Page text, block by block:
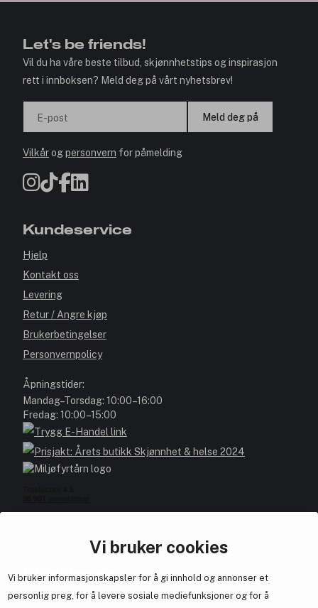
Vi bruker cookies
Vi bruker informasjonskapsler for å gi innhold og annonser et
personlig preg, for å levere sosiale mediefunksjoner og for å
Let's be friends!
Vil du ha våre beste tilbud, skjønnhetstips og inspirasjon
rett i innboksen? Meld deg på vårt nyhetsbrev!
E-post Meld deg på
Vilkårogpersonvern for påmelding
Kundeservice
Hjelp
Kontakt oss
Levering
Retur / Angre kjøp
Brukerbetingelser
Personvernpolicy
Åpningstider:
Mandag–Torsdag: 10:00–16:00
Fredag: 10:00–15:00
Blivakker.no
Om oss